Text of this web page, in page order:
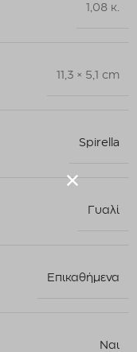
1,08 κ.
11,3 × 5,1 cm
Spirella
Γυαλί
Επικαθήμενα
Ναι